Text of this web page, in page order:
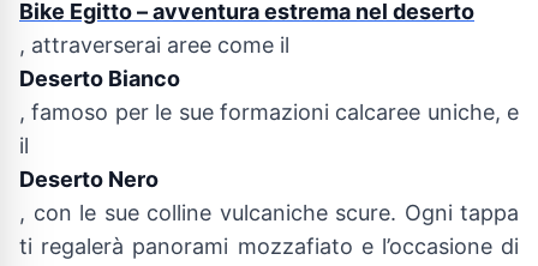
Bike Egitto – avventura estrema nel deserto
, attraverserai aree come il
Deserto Bianco
, famoso per le sue formazioni calcaree uniche, e
il
Deserto Nero
, con le sue colline vulcaniche scure. Ogni tappa
ti regalerà panorami mozzafiato e l’occasione di